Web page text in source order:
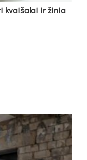
kvai­ša­lai ir ži­nia